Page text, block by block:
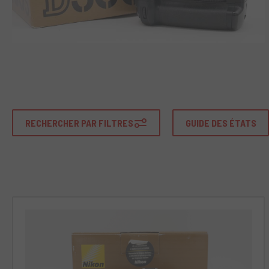
RECHERCHER PAR FILTRES GUIDE DES ÉTATS